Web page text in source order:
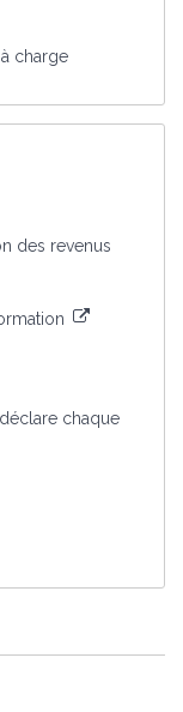
charge
des revenus
chaque